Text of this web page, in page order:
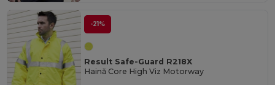
-21%
Result Safe-Guard R218X
Haină Core High Viz Motorway